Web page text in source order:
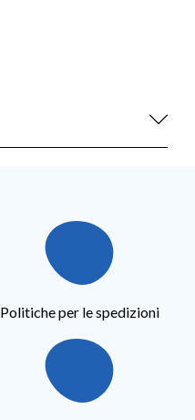
Politiche per le spedizioni